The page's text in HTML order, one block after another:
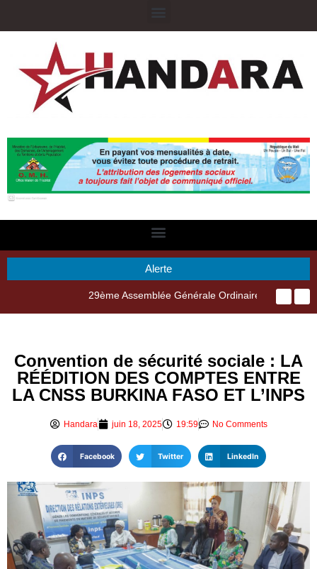
Alerte
29ème Assemblée Générale Ordinaire de l’Union Nyèsigiso : L’encours total des dépôts des membres passé de 18 milliards en 2024 à 21 milliards en 2025
Convention de sécurité sociale : LA
RÉÉDITION DES COMPTES ENTRE
LA CNSS BURKINA FASO ET L’INPS
Handara juin 18, 2025 19:59 No Comments
Facebook Twitter LinkedIn